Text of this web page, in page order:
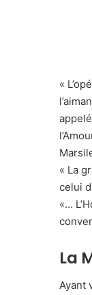
«
« La
celui
«…
La
Ayant